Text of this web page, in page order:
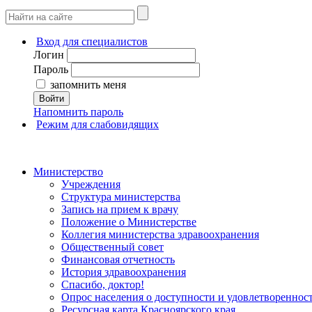
Вход для специалистов
Логин
Пароль
запомнить меня
Войти
Напомнить пароль
Режим для слабовидящих
Министерство
Учреждения
Структура министерства
Запись на прием к врачу
Положение о Министерстве
Коллегия министерства здравоохранения
Общественный совет
Финансовая отчетность
История здравоохранения
Спасибо, доктор!
Опрос населения о доступности и
Ресурсная карта Красноярского края